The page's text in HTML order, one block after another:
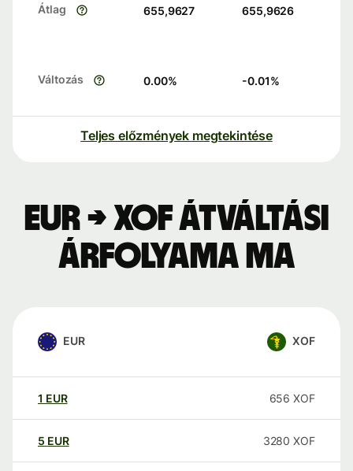
Átlag 655,9627 655,9626
Változás 0.00% -0.01%
Teljes előzmények megtekintése
EUR → XOF átváltási
árfolyama ma
EUR XOF
1 EUR 656 XOF
5 EUR 3280 XOF